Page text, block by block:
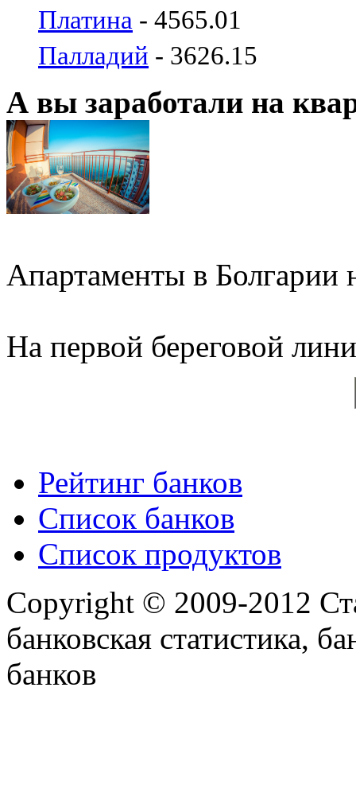
Платина - 4565.01
Палладий - 3626.15
А вы заработали на
Апартаменты в Болгарии
На первой береговой
Рейтинг банков
Список банков
Список продуктов
Copyright © 2009-2012
банковская статистика,
банков